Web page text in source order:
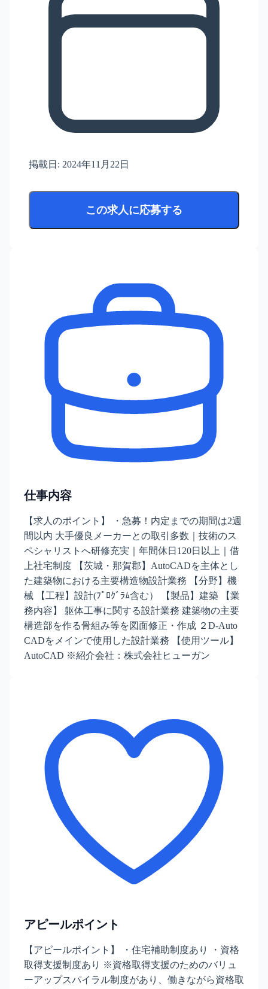
掲載日: 2024年11月22日
この求人に応募する
仕事内容
【求人のポイント】 ・急募！内定までの期間は2週
間以内 大手優良メーカーとの取引多数｜技術のス
ペシャリストへ研修充実｜年間休日120日以上｜借
上社宅制度 【茨城・那賀郡】AutoCADを主体とし
た建築物における主要構造物設計業務 【分野】機
械 【工程】設計(ﾌﾟﾛｸﾞﾗﾑ含む） 【製品】建築 【業
務内容】 躯体工事に関する設計業務 建築物の主要
構造部を作る骨組み等を図面修正・作成 ２D-Auto
CADをメインで使用した設計業務 【使用ツール】
AutoCAD ※紹介会社：株式会社ヒューガン
アピールポイント
【アピールポイント】 ・住宅補助制度あり ・資格
取得支援制度あり ※資格取得支援のためのバリュ
ーアップスパイラル制度があり、働きながら資格取